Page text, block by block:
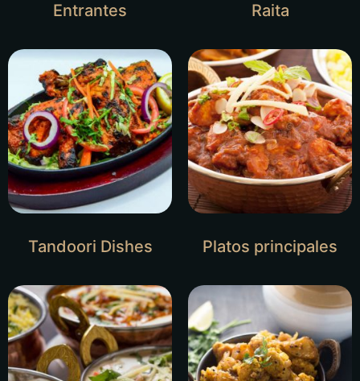
Entrantes Raita
Tandoori Dishes Platos principales